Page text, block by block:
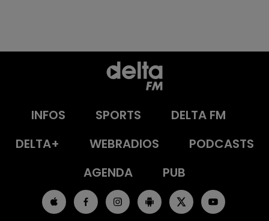
INFOS SPORTS
DELTA FM
DELTA+
WEBRADIOS
PODCASTS
AGENDA
PUB